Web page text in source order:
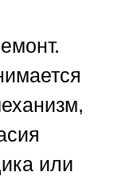
или